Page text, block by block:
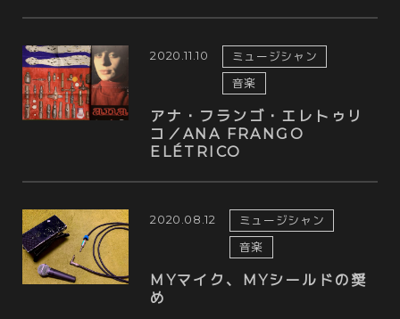
2020.11.10
ミュージシャン
音楽
アナ・フランゴ・エレトゥリ
コ／ANA FRANGO
ELÉTRICO
2020.08.12
ミュージシャン
音楽
MYマイク、MYシールドの奨
め